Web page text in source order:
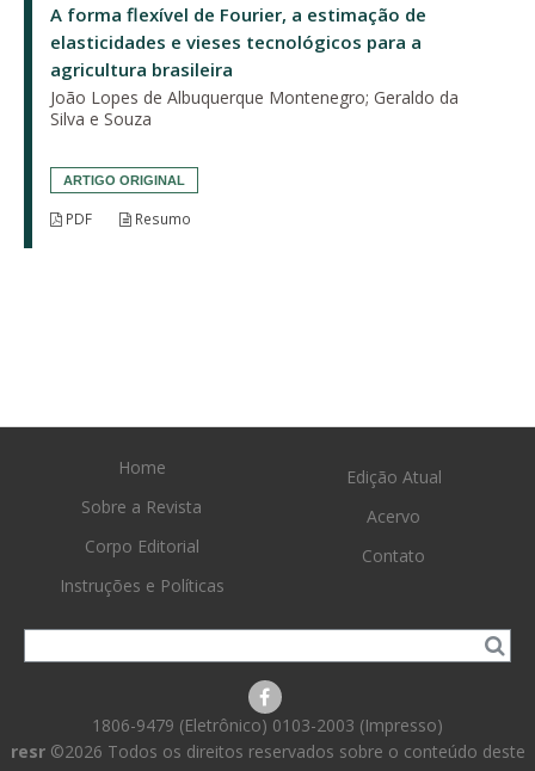
A forma flexível de Fourier, a estimação de
elasticidades e vieses tecnológicos para a
agricultura brasileira
João Lopes de Albuquerque Montenegro; Geraldo da
Silva e Souza
ARTIGO ORIGINAL
PDF Resumo
Home
Sobre a Revista
Corpo Editorial
Instruções e Políticas
Edição Atual
Acervo
Contato
1806-9479 (Eletrônico) 0103-2003 (Impresso)
resr ©2026 Todos os direitos reservados sobre o conteúdo deste